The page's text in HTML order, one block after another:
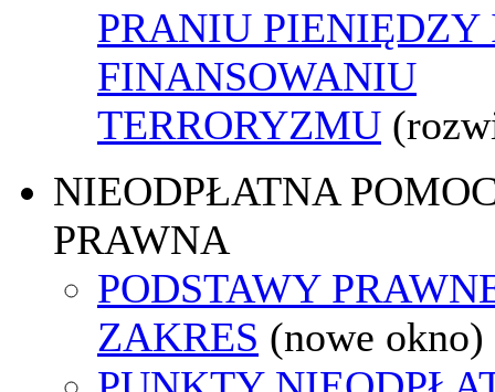
PRANIU PIENIĘDZY
FINANSOWANIU
TERRORYZMU
NIEODPŁATNA
PRAWNA
PODSTAWY
ZAKRES (nowe okno)